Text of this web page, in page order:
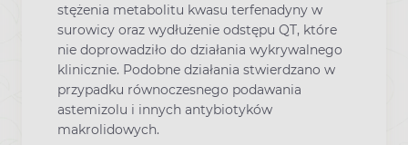
stężenia metabolitu kwasu terfenadyny w
surowicy oraz wydłużenie odstępu QT, które
nie doprowadziło do działania wykrywalnego
klinicznie. Podobne działania stwierdzano w
przypadku równoczesnego podawania
astemizolu i innych antybiotyków
makrolidowych.